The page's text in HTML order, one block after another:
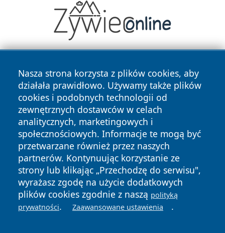
Nasza strona korzysta z plików cookies, aby
działała prawidłowo. Używamy także plików
cookies i podobnych technologii od
zewnętrznych dostawców w celach
analitycznych, marketingowych i
społecznościowych. Informacje te mogą być
przetwarzane również przez naszych
partnerów. Kontynuując korzystanie ze
strony lub klikając „Przechodzę do serwisu",
wyrażasz zgodę na użycie dodatkowych
plików cookies zgodnie z naszą polityką
prywatności. Zaawansowane ustawienia .
Copyright © 2026 24slupsk.pl Wszystkie prawa zastrzeżone.
News Autorzy
Polityka
Prywatności
Polityka
Cookies